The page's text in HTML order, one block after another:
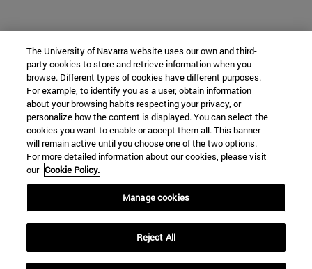
The University of Navarra website uses our own and third-
party cookies to store and retrieve information when you
browse. Different types of cookies have different purposes.
For example, to identify you as a user, obtain information
about your browsing habits respecting your privacy, or
personalize how the content is displayed. You can select the
cookies you want to enable or accept them all. This banner
will remain active until you choose one of the two options.
For more detailed information about our cookies, please visit
our Cookie Policy.
Manage cookies
Reject All